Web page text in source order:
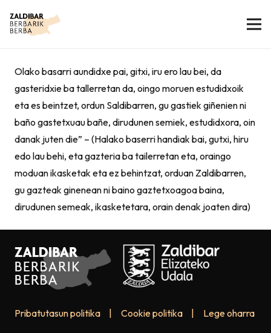
Olako basarri aundidxe pai, gitxi, iru ero lau bei, da
gasteridxie ba tallerretan da, oingo moruen estudidxoik
eta es beintzet, ordun Saldibarren, gu gastiek giñenien ni
baño gastetxuau bañe, dirudunen semiek, estudidxora, oin
danak juten die” – (Halako baserri handiak bai, gutxi, hiru
edo lau behi, eta gazteria ba tailerretan eta, oraingo
moduan ikasketak eta ez behintzat, orduan Zaldibarren,
gu gazteak ginenean ni baino gaztetxoagoa baina,
dirudunen semeak, ikasketetara, orain denak joaten dira)
Pribatutasun politika Cookie politika Lege oharra